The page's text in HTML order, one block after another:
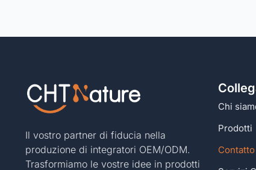
Il vostro partner di fiducia nella
produzione di integratori OEM/ODM.
Trasformiamo le vostre idee in prodotti
Chi
Prodotti
Contatto